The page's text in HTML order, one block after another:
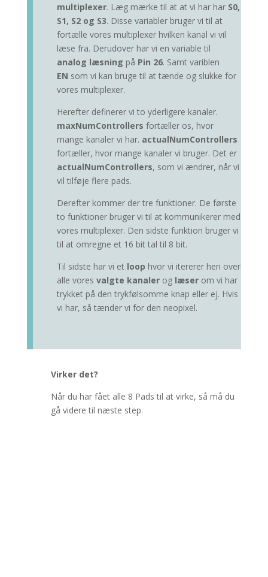
multiplexer. Læg mærke til at at vi har harS0,
S1, S2 og S3. Disse variabler bruger vi til at
fortælle vores multiplexer hvilken kanal vi vil
læse fra. Derudover har vi en variable til
analog læsning på Pin 26. Samt variblen
EN som vi kan bruge til at tænde og slukke for
vores multiplexer.
Herefter definerer vi to yderligere kanaler.
maxNumControllers fortæller os, hvor
mange kanaler vi har. actualNumControllers
fortæller, hvor mange kanaler vi bruger. Det er
actualNumControllers, som vi ændrer, når vi
vil tilføje flere pads.
Derefter kommer der tre funktioner. De første
to funktioner bruger vi til at kommunikerer med
vores multiplexer. Den sidste funktion bruger vi
til at omregne et 16 bit tal til 8 bit.
Til sidste har vi et loop hvor vi itererer hen over
alle vores valgte kanalerog læserom vi har
trykket på den trykfølsomme knap eller ej. Hvis
vi har, så tænder vi for den neopixel.
Virker det?
Når du har fået alle 8 Pads til at virke, så må du
gå videre til næste step.